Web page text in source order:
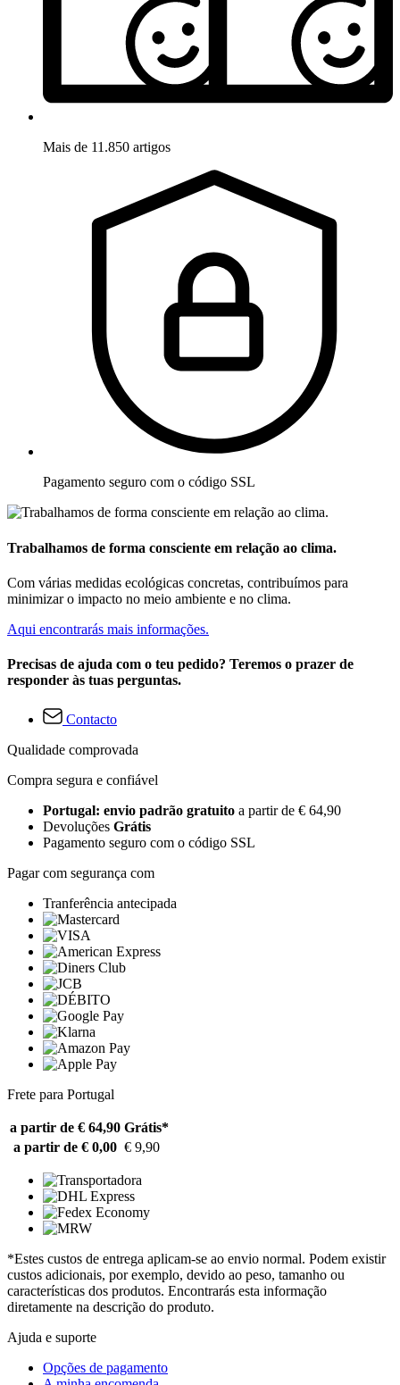
Mais de 11.850 artigos
Pagamento seguro com o código SSL
Trabalhamos de forma consciente em relação ao clima.
Com várias medidas ecológicas concretas, contribuímos para
minimizar o impacto no meio ambiente e no clima.
Aqui encontrarás mais informações.
Precisas de ajuda com o teu pedido? Teremos o prazer de
responder às tuas perguntas.
Contacto
Qualidade comprovada
Compra segura e confiável
Portugal: envio padrão gratuito a partir de € 64,90
Devoluções Grátis
Pagamento seguro com o código SSL
Pagar com segurança com
Tranferência antecipada
Frete para Portugal
a partir de € 64,90 Grátis*
a partir de € 0,00 € 9,90
*Estes custos de entrega aplicam-se ao envio normal. Podem existir
custos adicionais, por exemplo, devido ao peso, tamanho ou
características dos produtos. Encontrarás esta informação
diretamente na descrição do produto.
Ajuda e suporte
Opções de pagamento